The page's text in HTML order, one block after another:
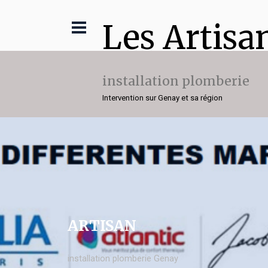
Les
installation plomberie
Intervention sur Genay et sa région
ARTISAN
installation plomberie Genay